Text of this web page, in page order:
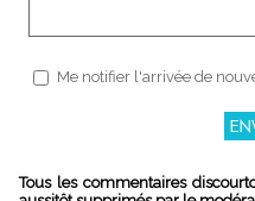
Me notifier l'arrivée de
Tous les commentaires